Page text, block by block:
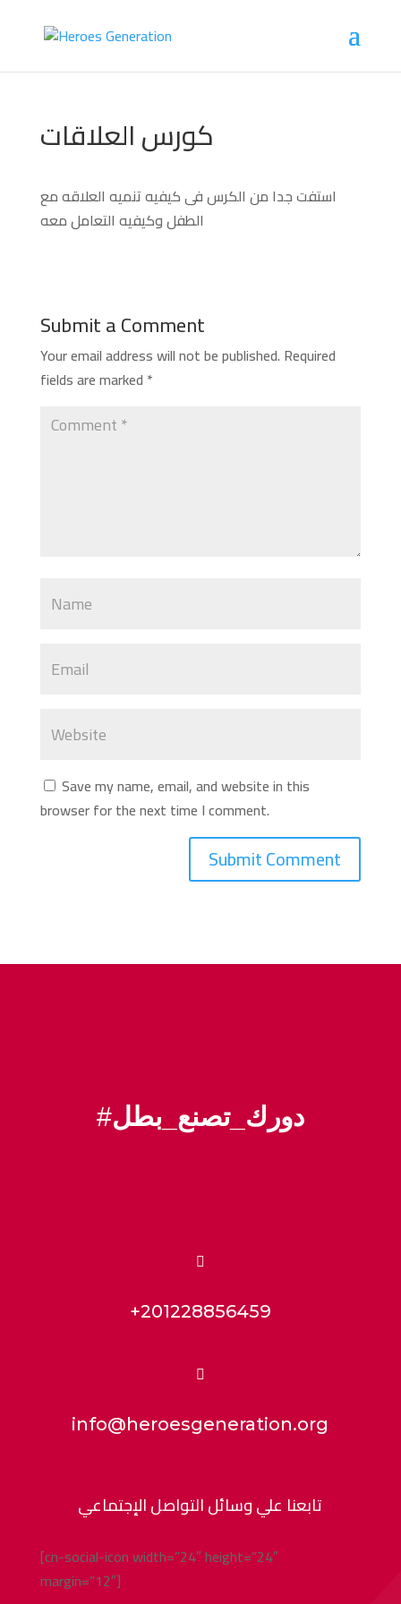
كورس العلاقات
استفت جدا من الكرس فى كيفيه تنميه العلاقه مع
الطفل وكيفيه التعامل معه
Submit a Comment
Your email address will not be published. Required
fields are marked *
Save my name, email, and website in this
browser for the next time I comment.
#دورك_تصنع_بطل

+201228856459

info@heroesgeneration.org
تابعنا علي وسائل التواصل الإجتماعي
[cn-social-icon width=”24″ height=”24″
margin=”12″]